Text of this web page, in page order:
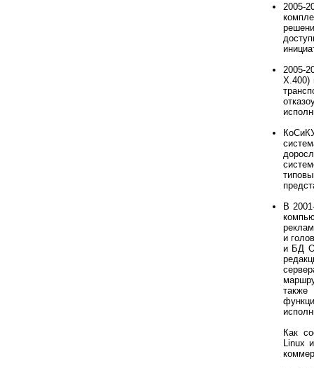
2005-
2005-
X.400)
В
и
и БД
также
Как
Linux